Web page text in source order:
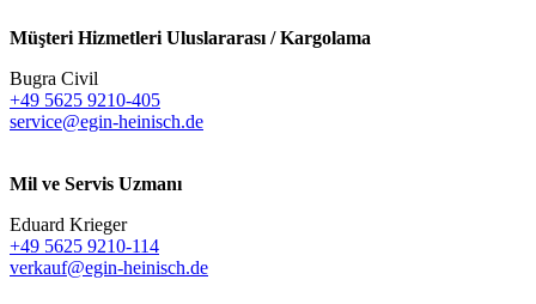
Müşteri Hizmetleri Uluslararası / Kargolama
Bugra Civil
+49 5625 9210-405
service@egin-heinisch.de
Mil ve Servis Uzmanı
Eduard Krieger
+49 5625 9210-114
verkauf@egin-heinisch.de